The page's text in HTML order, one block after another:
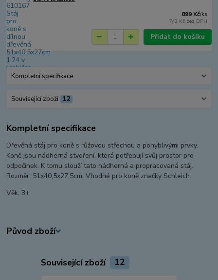
899 Kč/ks
743 Kč bez DPH
Přidat do košíku
Kompletní specifikace
Související zboží 12
Kompletní specifikace
Dřevěná stáj pro koně s růžovou střechou a pohyblivými prvky.
Koně jsou nádherná stvoření, která potřebují svůj prostor pro
odpočinek. K tomu slouží tato nádherná a propracovaná stáj.
Rozměr: 51x40,5x27,5cm. Vhodné pro koně značky Schleich.
Věk: 3+
Původ zboží
Související zboží 12